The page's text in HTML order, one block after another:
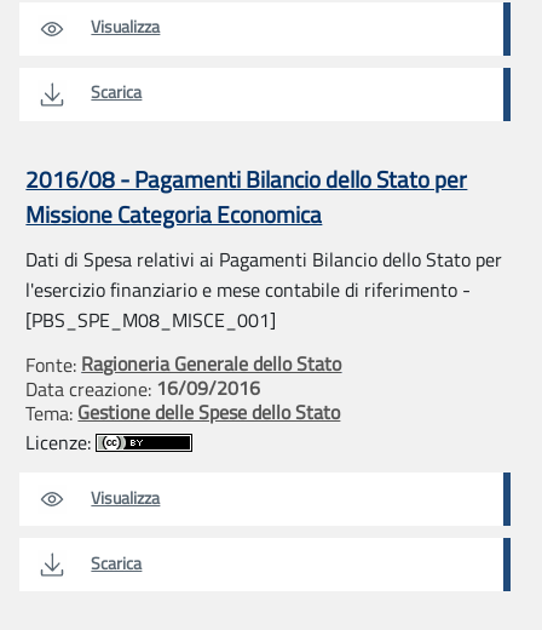
Visualizza
Scarica
2016/08 - Pagamenti Bilancio dello Stato per
Missione Categoria Economica
Dati di Spesa relativi ai Pagamenti Bilancio dello Stato per
l'esercizio finanziario e mese contabile di riferimento -
[PBS_SPE_M08_MISCE_001]
Fonte: Ragioneria Generale dello Stato
Data creazione: 16/09/2016
Tema: Gestione delle Spese dello Stato
Licenze:
Visualizza
Scarica